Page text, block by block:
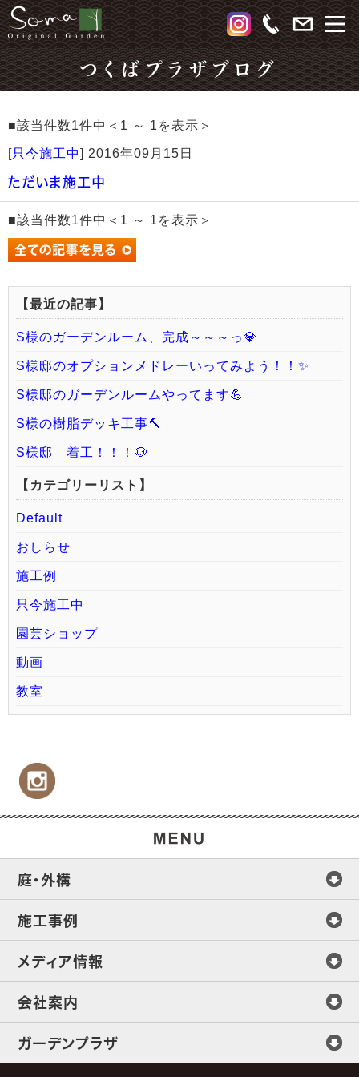
つくばプラザブログ
■該当件数1件中＜1 ～ 1を表示＞
[只今施工中] 2016年09月15日
ただいま施工中
■該当件数1件中＜1 ～ 1を表示＞
【最近の記事】
S様のガーデンルーム、完成～～～っ💎
S様邸のオプションメドレーいってみよう！！✨
S様邸のガーデンルームやってます💪
S様の樹脂デッキ工事🔨
S様邸 着工！！！🐶
【カテゴリーリスト】
Default
おしらせ
施工例
只今施工中
園芸ショップ
動画
教室
庭・外構
施工事例
メディア情報
会社案内
ガーデンプラザ